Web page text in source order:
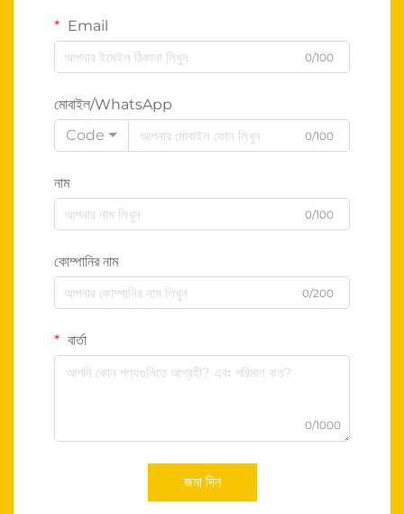
Email
0/100
মোবাইল/WhatsApp
Code
0/100
নাম
0/100
কোম্পানির নাম
0/200
বার্তা
0/1000
জমা দিন